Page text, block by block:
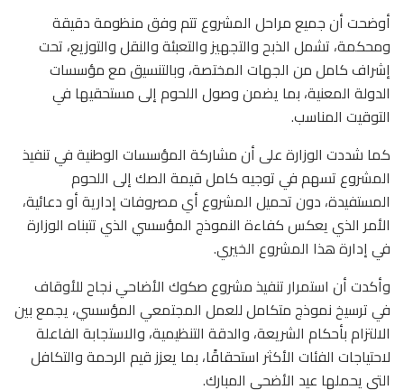
أوضحت أن جميع مراحل المشروع تتم وفق منظومة دقيقة
ومحكمة، تشمل الذبح والتجهيز والتعبئة والنقل والتوزيع، تحت
إشراف كامل من الجهات المختصة، وبالتنسيق مع مؤسسات
الدولة المعنية، بما يضمن وصول اللحوم إلى مستحقيها في
التوقيت المناسب.
كما شددت الوزارة على أن مشاركة المؤسسات الوطنية في تنفيذ
المشروع تسهم في توجيه كامل قيمة الصك إلى اللحوم
المستفيدة، دون تحميل المشروع أي مصروفات إدارية أو دعائية،
الأمر الذي يعكس كفاءة النموذج المؤسسي الذي تتبناه الوزارة
في إدارة هذا المشروع الخيري.
وأكدت أن استمرار تنفيذ مشروع صكوك الأضاحي نجاح للأوقاف
في ترسيخ نموذج متكامل للعمل المجتمعي المؤسسي، يجمع بين
الالتزام بأحكام الشريعة، والدقة التنظيمية، والاستجابة الفاعلة
لاحتياجات الفئات الأكثر استحقاقًا، بما يعزز قيم الرحمة والتكافل
التي يحملها عيد الأضحى المبارك.